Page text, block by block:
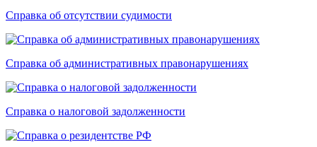
Справка об отсутствии судимости
Справка об административных правонарушениях
Справка о налоговой задолженности